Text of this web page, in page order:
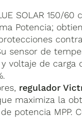
SOLAR 150/
Potencia;
sensor de
voltaje de carga
regulador
maximiza la
potencia MPP.